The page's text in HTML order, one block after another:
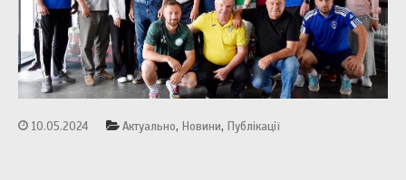
10.05.2024 Актуально, Новини, Публікації